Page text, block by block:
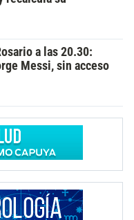
a las 20.30:
Messi, sin acceso